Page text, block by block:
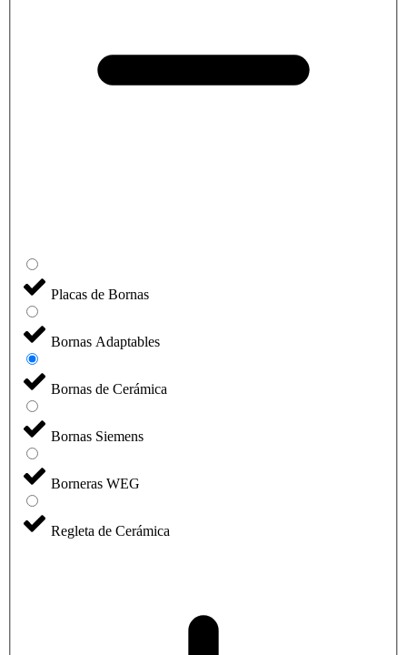
Placas de Bornas
Bornas Adaptables
Bornas de Cerámica
Bornas Siemens
Borneras WEG
Regleta de Cerámica